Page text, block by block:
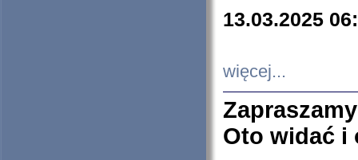
13.03.2025
więcej...
Oto widać i